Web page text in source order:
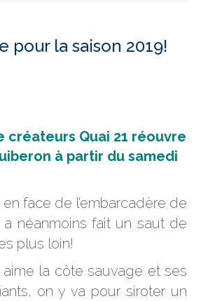
pour la saison 2019!
créateurs Quai 21 réouvre
à partir du samedi
face de l’embarcadère de
a néanmoins fait un saut de
plus loin!
la côte sauvage et ses
on y va pour siroter un